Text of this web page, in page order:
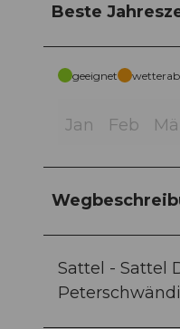
Beste
geeignet
Jan Feb
Sattel - Sattel